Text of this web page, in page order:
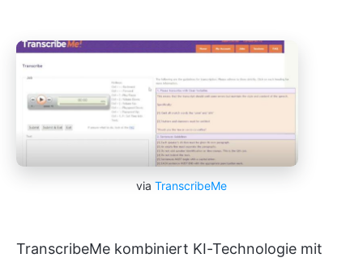
via TranscribeMe
TranscribeMe kombiniert KI-Technologie mit